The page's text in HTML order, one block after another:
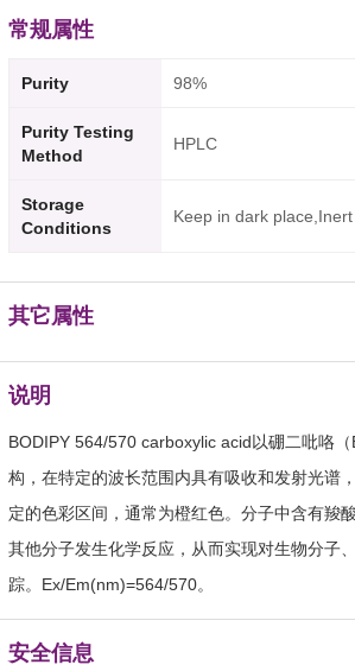
常规属性
Purity 98%
Purity Testing
Method
HPLC
Storage
Conditions
Keep in dark
其它属性
说明
BODIPY 564/570 carboxylic acid以硼二吡咯
构，在特定的波长范围内具有吸收和发射光谱
定的色彩区间，通常为橙红色。分子中含有羧
其他分子发生化学反应，从而实现对生物分子
踪。Ex/Em(nm)=564/570。
安全信息